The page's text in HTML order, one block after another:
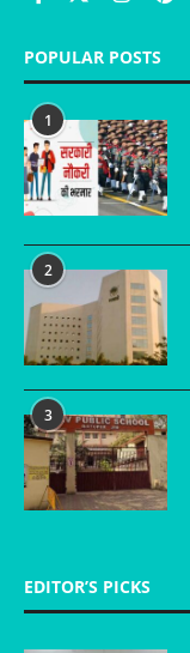
POPULAR POSTS
1
2
3
EDITOR’S PICKS